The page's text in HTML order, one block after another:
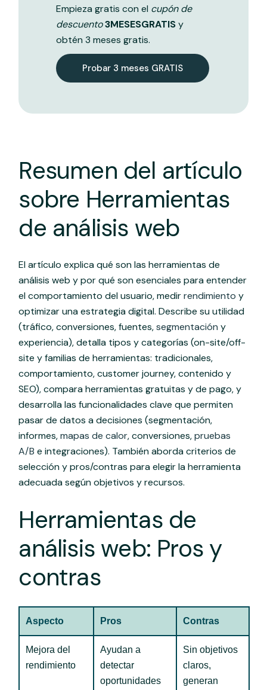
Empieza gratis con el cupón de
descuento3MESESGRATISy
obtén 3 meses gratis.
Probar 3 meses GRATIS
Resumen del artículo
sobre Herramientas
de análisis web
El artículo explica qué son las herramientas de
análisis web y por qué son esenciales para entender
el comportamiento del usuario, medirrendimiento y
optimizar una estrategia digital. Describe su utilidad
(tráfico, conversiones, fuentes,segmentación y
experiencia), detalla tipos y categorías (on-site/off-
site y familias de herramientas: tradicionales,
comportamiento, customer journey, contenido y
SEO), compara herramientas gratuitas y de pago, y
desarrolla las funcionalidades clave que permiten
pasar de datos a decisiones (segmentación,
informes,mapas de calor, conversiones,pruebas
A/B e integraciones). También aborda criterios de
selección y pros/contras para elegir la herramienta
adecuada según objetivos y recursos.
Herramientas de
análisis web: Pros y
contras
Aspecto Pros Contras
Mejora del
rendimiento
Ayudan a
detectar
oportunidades
Sin objetivos
claros,
generan